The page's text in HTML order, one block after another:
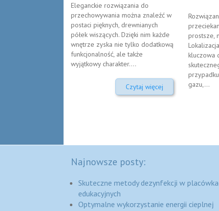
Eleganckie rozwiązania do
przechowywania można znaleźć w
postaci pięknych, drewnianych
półek wiszących. Dzięki nim każde
wnętrze zyska nie tylko dodatkową
funkcjonalność, ale także
wyjątkowy charakter....
Czytaj więcej
prostsze,
kluczowa
gazu,...
Najnowsze posty:
Skuteczne metody dezynfekcji w
edukacyjnych
Optymalne wykorzystanie energii cieplnej